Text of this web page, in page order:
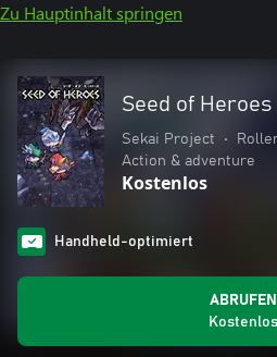
Zu Hauptinhalt springen
Seed of Heroes
Sekai Project •
Action & adventure
Kostenlos
Handheld-optimiert
ABRUFEN
Kostenlos